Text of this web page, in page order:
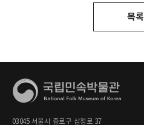
목록
03045 서울시 종로구 삼청로 37